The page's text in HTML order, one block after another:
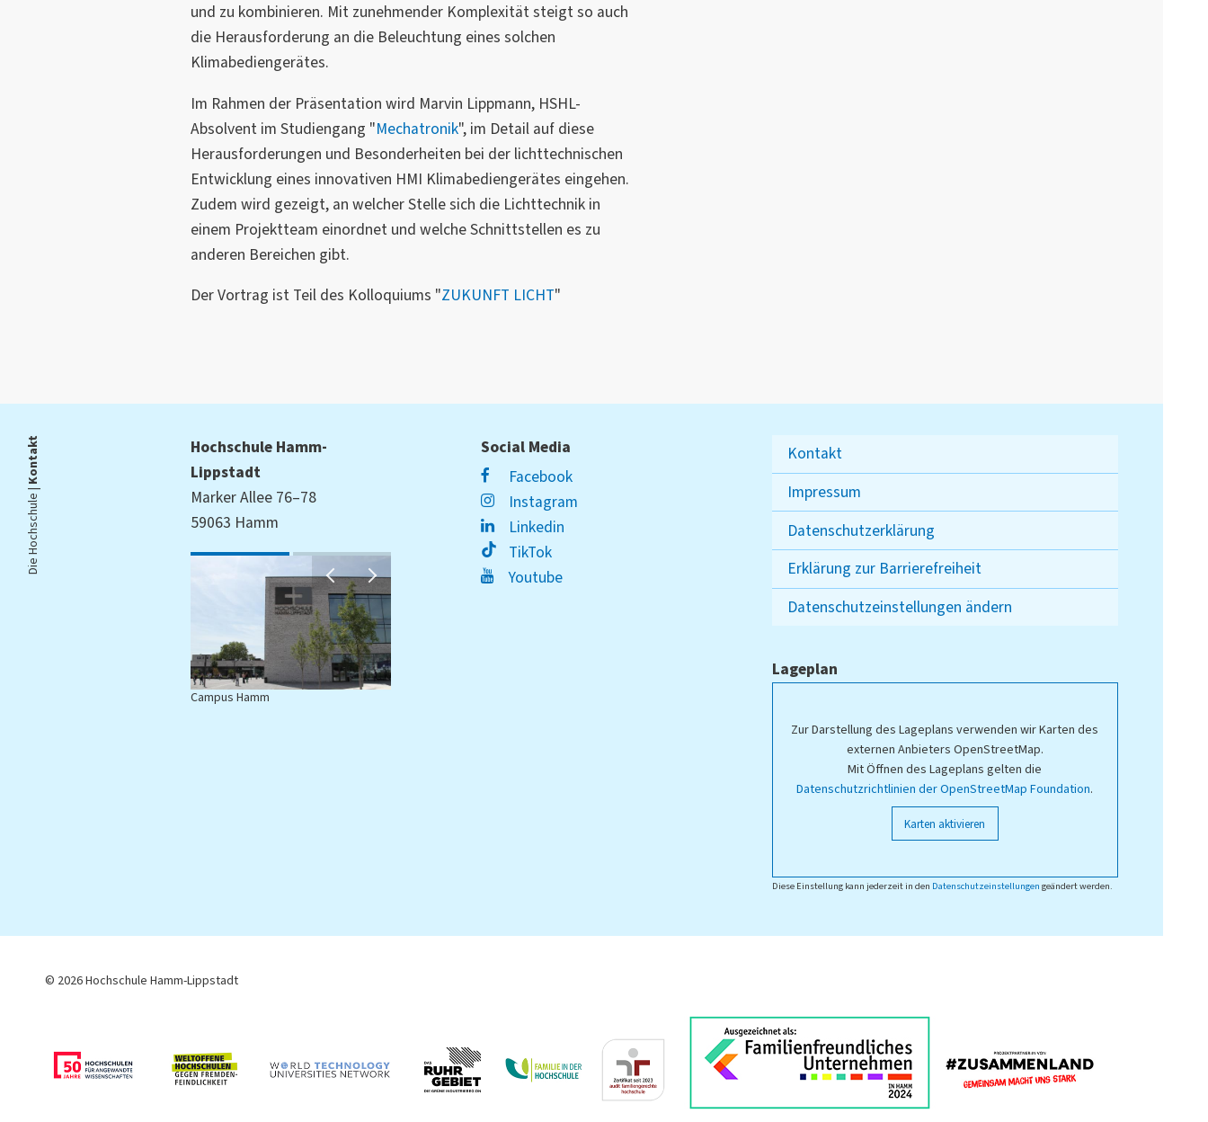
und zu kombinieren. Mit zunehmender Komplexität steigt so auch
die Herausforderung an die Beleuchtung eines solchen
Klimabediengerätes.
Im Rahmen der Präsentation wird Marvin Lippmann, HSHL-
Absolvent im Studiengang "Mechatronik", im Detail auf diese
Herausforderungen und Besonderheiten bei der lichttechnischen
Entwicklung eines innovativen HMI Klimabediengerätes eingehen.
Zudem wird gezeigt, an welcher Stelle sich die Lichttechnik in
einem Projektteam einordnet und welche Schnittstellen es zu
anderen Bereichen gibt.
Der Vortrag ist Teil des Kolloquiums "ZUKUNFT LICHT"
Die Hochschule |
Kontakt
Hochschule Hamm-
Lippstadt
Marker Allee 76–78
59063 Hamm
Campus Hamm
Social Media
Facebook
Instagram
Linkedin
TikTok
Youtube
Kontakt
Impressum
Datenschutzerklärung
Erklärung zur Barrierefreiheit
Datenschutzeinstellungen ändern
Lageplan
Zur Darstellung des Lageplans verwenden wir Karten des
externen Anbieters OpenStreetMap.
Mit Öffnen des Lageplans gelten die
Datenschutzrichtlinien der OpenStreetMap Foundation.
Karten aktivieren
Diese Einstellung kann jederzeit in den Datenschutzeinstellungen geändert werden.
© 2026 Hochschule Hamm-Lippstadt